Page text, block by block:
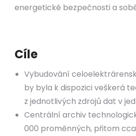
energetické bezpečnosti a
Cíle
Vybudování
by byla k dispozici veškerá
z jednotlivých zdrojů dat v
Centrální archiv
000 proměnných, přitom cca